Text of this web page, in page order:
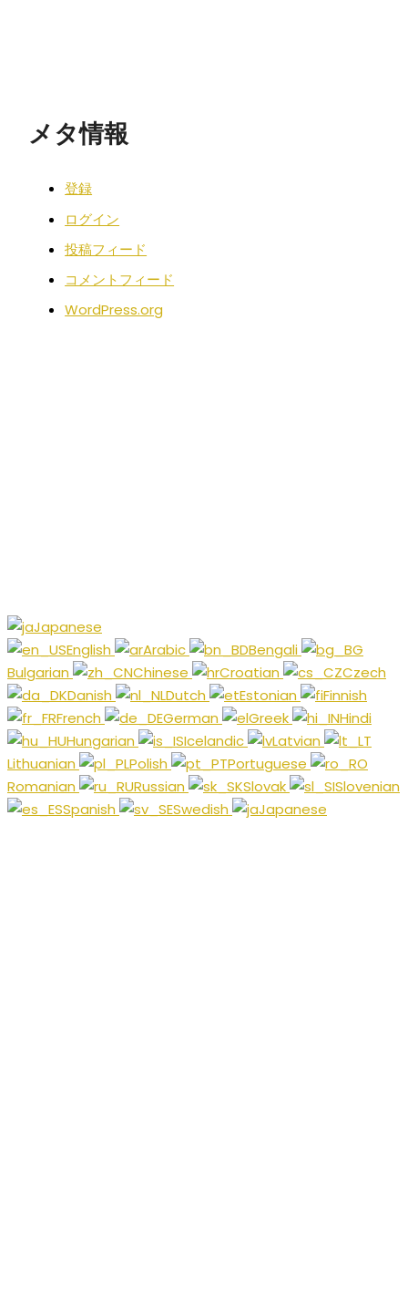
メタ情報
登録
ログイン
投稿フィード
コメントフィード
WordPress.org
Japanese
English
Arabic
Bengali
Bulgarian
Chinese Croatian
Czech
Danish
Dutch Estonian
Finnish
French
German Greek
Hindi
Hungarian
Icelandic
Latvian
Lithuanian
Polish
Portuguese
Romanian
Russian Slovak
Slovenian
Spanish
Swedish Japanese